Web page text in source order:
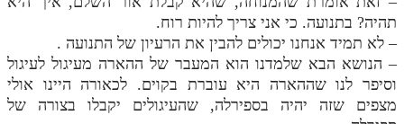
תלמוד עשר הספירות חלק יא
תלמוד עשר הספירות חלק יב
תהיה? בתנועה. כי אני צריך להיות רוח.
– לא תמיד אנחנו יכולים להבין את הרעיון של התנועה .
– הנושא הבא שלמדנו הוא המעבר של ההארה מעיגול לעיגול
וסיפר לנו שההארה היא עוברת בקוים. לכאורה היינו אולי
מצפים שזה יהיה בספירלה, שהעיגולים יקבלו בצורה של